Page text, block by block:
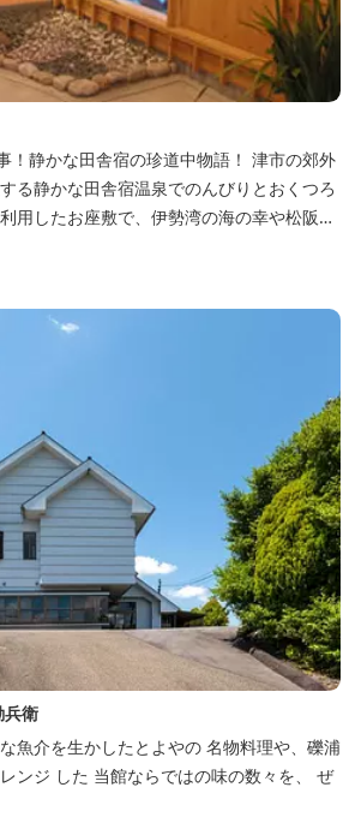
！静かな田舎宿の珍道中物語！ 津市の郊外
る静かな田舎宿温泉でのんびりとおくつろ
用したお座敷で、伊勢湾の海の幸や松阪肉
がりいただけます。年中20度前後の天然空
間にご案内！ ご宴会には、大広間で和食会
兵衛
魚介を生かしたとよやの 名物料理や、礫浦
ンジ した 当館ならではの味の数々を、 ぜ